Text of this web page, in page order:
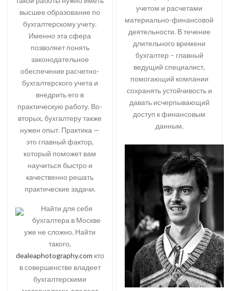
высшее образование по
бухгалтерскому учету.
Именно эта сфера
позволяет понять
законодательное
обеспечение расчетно-
бухгалтерского учета и
внедрить его в
практическую работу. Во-
вторых, бухгалтеру также
нужен опыт. Практика —
это главный фактор,
который поможет вам
научиться быстро и
качественно решать
практические задачи.
Найти для себя
бухгалтера в Москве
уже не сложно. Найти
такого,
dealeaphotography.com кто
в совершенстве владеет
бухгалтерскими
учетом и расчетами
материально-финансовой
деятельности. В течение
длительного времени
бухгалтер – главный
ведущий специалист,
помогающий компании
сохранять устойчивость и
давать исчерпывающий
доступ к финансовым
данным.